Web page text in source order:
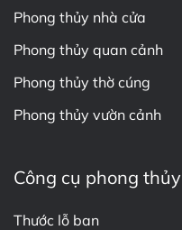
Phong thủy nhà cửa
Phong thủy quan cảnh
Phong thủy thờ cúng
Phong thủy vườn cảnh
Công cụ phong thủy
Thước lỗ ban